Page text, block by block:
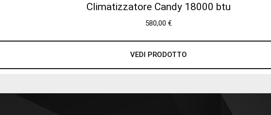
Climatizzatore Candy 18000 btu
580,00 €
VEDI PRODOTTO